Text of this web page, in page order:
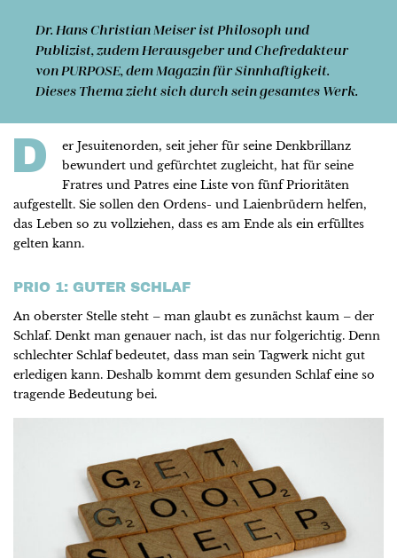
Dr. Hans Christian Meiser ist Philosoph und
Publizist, zudem Herausgeber und Chefredakteur
von PURPOSE, dem Magazin für Sinnhaftigkeit.
Dieses Thema zieht sich durch sein gesamtes Werk.
D
er Jesuitenorden, seit jeher für seine Denkbrillanz
bewundert und gefürchtet zugleicht, hat für seine
Fratres und Patres eine Liste von fünf Prioritäten
aufgestellt. Sie sollen den Ordens- und Laienbrüdern helfen,
das Leben so zu vollziehen, dass es am Ende als ein erfülltes
gelten kann.
PRIO 1: GUTER SCHLAF
An oberster Stelle steht – man glaubt es zunächst kaum – der
Schlaf. Denkt man genauer nach, ist das nur folgerichtig. Denn
schlechter Schlaf bedeutet, dass man sein Tagwerk nicht gut
erledigen kann. Deshalb kommt dem gesunden Schlaf eine so
tragende Bedeutung bei.